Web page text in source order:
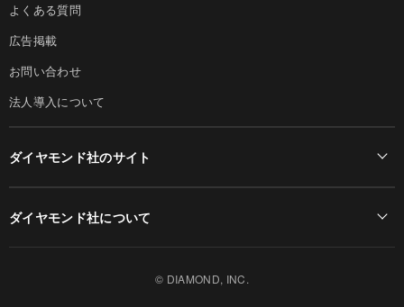
よくある質問
広告掲載
お問い合わせ
法人導入について
ダイヤモンド社のサイト
ダイヤモンド社について
© DIAMOND, INC.